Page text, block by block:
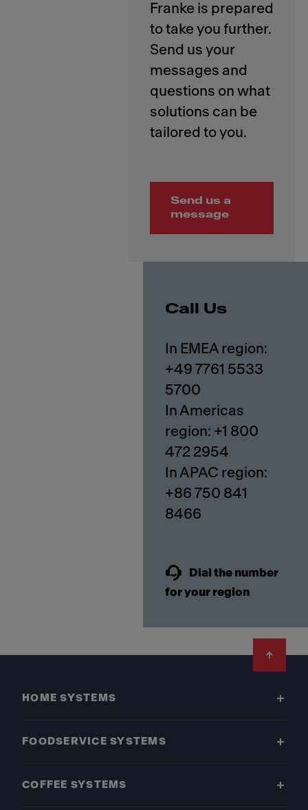
Franke is prepared
to take you further.
Send us your
messages and
questions on what
solutions can be
Send us a
message
Call Us
In EMEA region:
+49 7761 5533
5700
In Americas
region: +1 800
472 2954
In APAC region:
+86 750 841
8466
Dial the number
for your region
HOME SYSTEMS
FOODSERVICE SYSTEMS
COFFEE SYSTEMS